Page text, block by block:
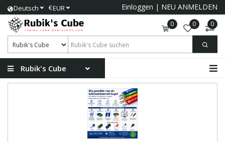
Deutsch €EUR Einloggen | NEU ANMELDEN
0 0 0
Rubik's Cube